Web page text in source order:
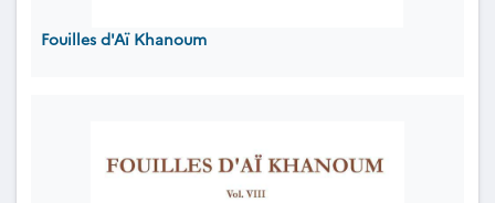
Fouilles d'Aï Khanoum